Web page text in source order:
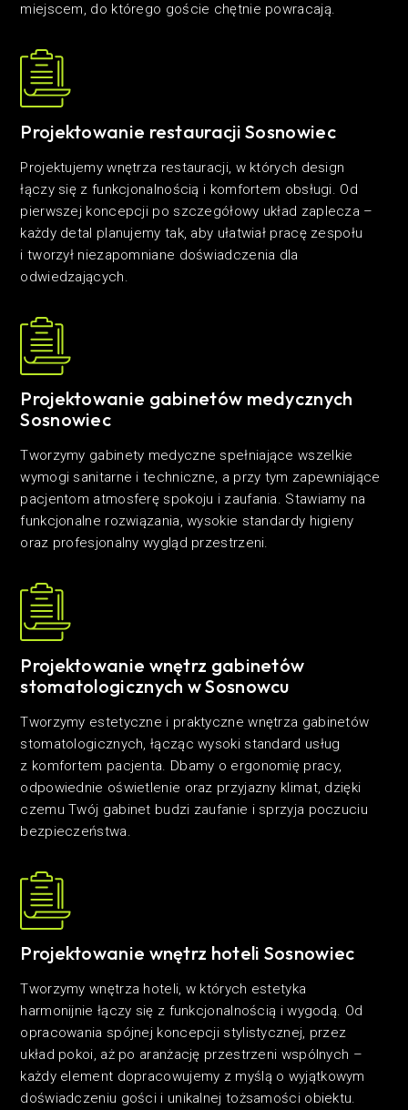
miejscem, do którego goście chętnie powracają.
Projektowanie restauracji Sosnowiec
Projektujemy wnętrza restauracji, w których design
łączy się z funkcjonalnością i komfortem obsługi. Od
pierwszej koncepcji po szczegółowy układ zaplecza –
każdy detal planujemy tak, aby ułatwiał pracę zespołu
i tworzył niezapomniane doświadczenia dla
odwiedzających.
Projektowanie gabinetów medycznych
Sosnowiec
Tworzymy gabinety medyczne spełniające wszelkie
wymogi sanitarne i techniczne, a przy tym zapewniające
pacjentom atmosferę spokoju i zaufania. Stawiamy na
funkcjonalne rozwiązania, wysokie standardy higieny
oraz profesjonalny wygląd przestrzeni.
Projektowanie wnętrz gabinetów
stomatologicznych w Sosnowcu
Tworzymy estetyczne i praktyczne wnętrza gabinetów
stomatologicznych, łącząc wysoki standard usług
z komfortem pacjenta. Dbamy o ergonomię pracy,
odpowiednie oświetlenie oraz przyjazny klimat, dzięki
czemu Twój gabinet budzi zaufanie i sprzyja poczuciu
bezpieczeństwa.
Projektowanie wnętrz hoteli Sosnowiec
Tworzymy wnętrza hoteli, w których estetyka
harmonijnie łączy się z funkcjonalnością i wygodą. Od
opracowania spójnej koncepcji stylistycznej, przez
układ pokoi, aż po aranżację przestrzeni wspólnych –
każdy element dopracowujemy z myślą o wyjątkowym
doświadczeniu gości i unikalnej tożsamości obiektu.